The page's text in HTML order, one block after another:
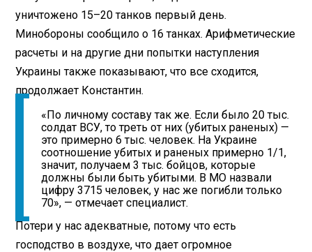
уничтожено 15–20 танков первый день.
Минобороны сообщило о 16 танках. Арифметические
расчеты и на другие дни попытки наступления
Украины также показывают, что все сходится,
продолжает Константин.
«По личному составу так же. Если было 20 тыс.
солдат ВСУ, то треть от них (убитых раненых) —
это примерно 6 тыс. человек. На Украине
соотношение убитых и раненых примерно 1/1,
значит, получаем 3 тыс. бойцов, которые
должны были быть убитыми. В МО назвали
цифру 3715 человек, у нас же погибли только
70», — отмечает специалист.
Потери у нас адекватные, потому что есть
господство в воздухе, что дает огромное